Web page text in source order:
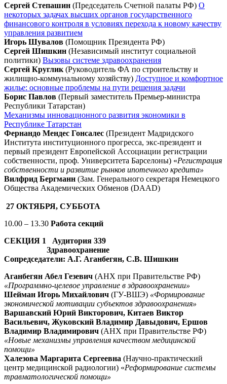
Сергей Степашин (Председатель Счетной палаты РФ) О
некоторых задачах высших органов государственного
финансового контроля в условиях перехода к новому качеству
управления развитием
Игорь Шувалов (Помощник Президента РФ)
Сергей Шишкин (Независимый институт социальной
политики) Вызовы системе здравоохранения
Сергей Круглик (Руководитель ФА по строительству и
жилищно-коммунальному хозяйству) Доступное и комфортное
жилье: основные проблемы на пути решения задачи
Борис Павлов (Первый заместитель Премьер-министра
Республики Татарстан)
Механизмы инновационного развития экономики в
Республике Татарстан
Фернандо Мендес Гонсалес (Президент Мадридского
Института институционного прогресса, экс-президент и
первый президент Европейской Ассоциации регистрации
собственности, проф. Университета Барселоны) «Регистрация
собственности и развитие рынков ипотечного кредита»
Вилфрид Бергманн (Зам. Генерального секретаря Немецкого
Общества Академических Обменов (DAAD)
27 ОКТЯБРЯ, СУББОТА
10.00 – 13.30 Работа секций
СЕКЦИЯ 1 Аудитория 339
Здравоохранение
Сопредседатели: А.Г. Аганбегян, С.В. Шишкин
Аганбегян Абел Гезевич (АНХ при Правительстве РФ)
«Программно-целевое управление в здравоохранении»
Шейман Игорь Михайлович (ГУ-ВШЭ) «Формирование
экономической мотивации субъектов здравоохранения»
Варшавский Юрий Викторович, Китаев Виктор
Васильевич, Жуковский Владимир Давыдович, Ершов
Владимир Владимирович (АНХ при Правительстве РФ)
«Новые механизмы управления качеством медицинской
помощи»
Халезова Маргарита Сергеевна (Научно-практический
центр медицинской радиологии) «Реформирование системы
травматологической помощи»